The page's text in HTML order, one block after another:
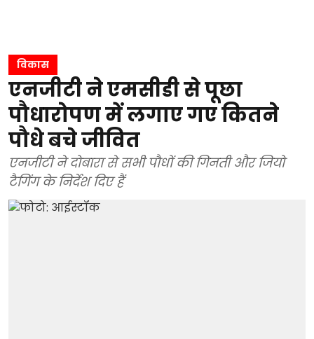
विकास
एनजीटी ने एमसीडी से पूछा
पौधारोपण में लगाए गए कितने
पौधे बचे जीवित
एनजीटी ने दोबारा से सभी पौधों की गिनती और जियो
टैगिंग के निर्देश दिए हैं